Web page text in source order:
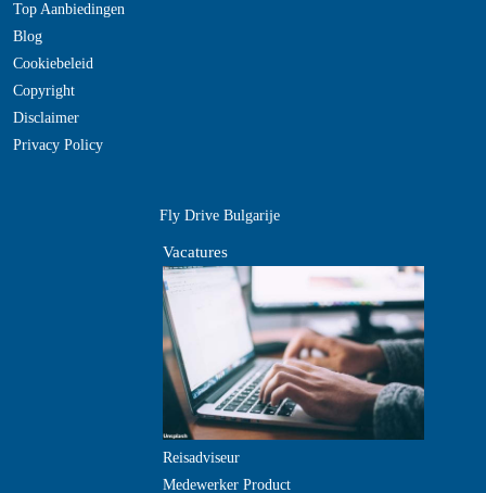
Top Aanbiedingen
Blog
Cookiebeleid
Copyright
Disclaimer
Privacy Policy
Fly Drive Bulgarije
Vacatures
Reisadviseur
Medewerker Product